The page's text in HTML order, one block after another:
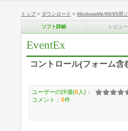
トップ> ダウンロード > WindowsMe/98/95用ソ
ソフト詳細 レビュー
EventEx
コントロール(フォーム
ユーザーの評価(0 人)：
コメント： 0件